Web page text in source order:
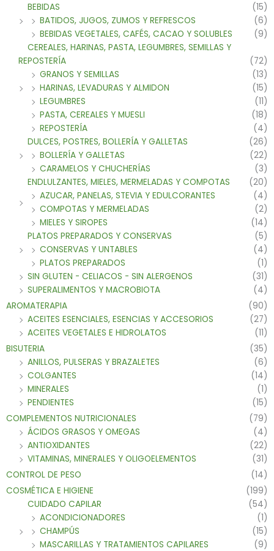
BEBIDAS
(15)
BATIDOS, JUGOS, ZUMOS Y REFRESCOS
(6)
BEBIDAS VEGETALES, CAFÉS, CACAO Y SOLUBLES
(9)
CEREALES, HARINAS, PASTA, LEGUMBRES, SEMILLAS Y
REPOSTERÍA
(72)
GRANOS Y SEMILLAS
(13)
HARINAS, LEVADURAS Y ALMIDON
(15)
LEGUMBRES
(11)
PASTA, CEREALES Y MUESLI
(18)
REPOSTERÍA
(4)
DULCES, POSTRES, BOLLERÍA Y GALLETAS
(26)
BOLLERÍA Y GALLETAS
(22)
CARAMELOS Y CHUCHERÍAS
(3)
ENDLULZANTES, MIELES, MERMELADAS Y COMPOTAS
(20)
AZUCAR, PANELAS, STEVIA Y EDULCORANTES
(4)
COMPOTAS Y MERMELADAS
(2)
MIELES Y SIROPES
(14)
PLATOS PREPARADOS Y CONSERVAS
(5)
CONSERVAS Y UNTABLES
(4)
PLATOS PREPARADOS
(1)
SIN GLUTEN - CELIACOS - SIN ALERGENOS
(31)
SUPERALIMENTOS Y MACROBIOTA
(4)
AROMATERAPIA
(90)
ACEITES ESENCIALES, ESENCIAS Y ACCESORIOS
(27)
ACEITES VEGETALES E HIDROLATOS
(11)
BISUTERIA
(35)
ANILLOS, PULSERAS Y BRAZALETES
(6)
COLGANTES
(14)
MINERALES
(1)
PENDIENTES
(15)
COMPLEMENTOS NUTRICIONALES
(79)
ÁCIDOS GRASOS Y OMEGAS
(4)
ANTIOXIDANTES
(22)
VITAMINAS, MINERALES Y OLIGOELEMENTOS
(31)
CONTROL DE PESO
(14)
COSMÉTICA E HIGIENE
(199)
CUIDADO CAPILAR
(54)
ACONDICIONADORES
(1)
CHAMPÚS
(15)
MASCARILLAS Y TRATAMIENTOS CAPILARES
(9)